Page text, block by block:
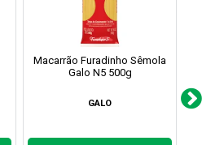
Macarrão Furadinho Sêmola
Galo N5 500g
GALO